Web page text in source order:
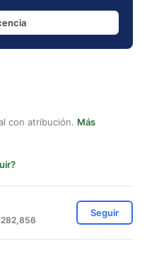
con atribución. Más
Seguir